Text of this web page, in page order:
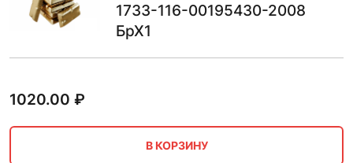
1733-116-00195430-2008
БрХ1
1020.00 ₽
В КОРЗИНУ